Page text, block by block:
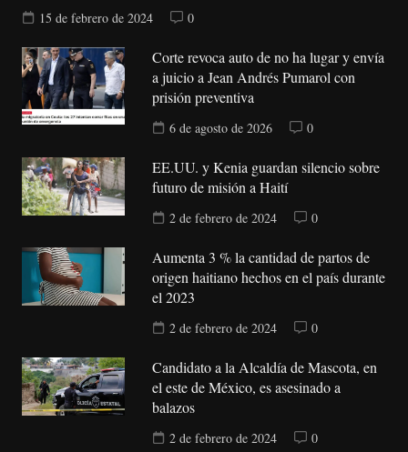
15 de febrero de 2024 0
Corte revoca auto de no ha lugar y envía
a juicio a Jean Andrés Pumarol con
prisión preventiva
6 de agosto de 2026 0
EE.UU. y Kenia guardan silencio sobre
futuro de misión a Haití
2 de febrero de 2024 0
Aumenta 3 % la cantidad de partos de
origen haitiano hechos en el país durante
el 2023
2 de febrero de 2024 0
Candidato a la Alcaldía de Mascota, en
el este de México, es asesinado a
balazos
2 de febrero de 2024 0